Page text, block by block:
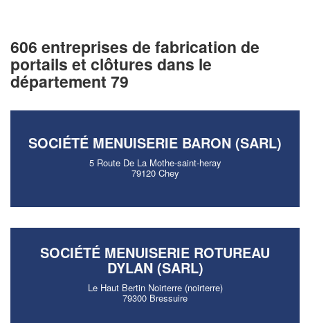
606 entreprises de fabrication de
portails et clôtures dans le
département 79
SOCIÉTÉ MENUISERIE BARON (SARL)
5 Route De La Mothe-saint-heray
79120 Chey
SOCIÉTÉ MENUISERIE ROTUREAU
DYLAN (SARL)
Le Haut Bertin Noirterre (noirterre)
79300 Bressuire